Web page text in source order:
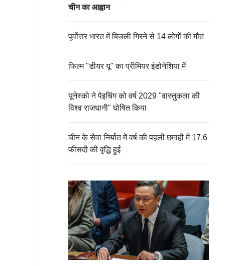
चीन का आह्वान
पूर्वोत्तर भारत में बिजली गिरने से 14 लोगों की मौत
फिल्म "डीयर यू" का प्रीमियर इंडोनेशिया में
यूनेस्को ने पेइचिंग को वर्ष 2029 "वास्तुकला की
विश्व राजधानी" घोषित किया
चीन के सेवा निर्यात में वर्ष की पहली छमाही में 17.6
फीसदी की वृद्धि हुई